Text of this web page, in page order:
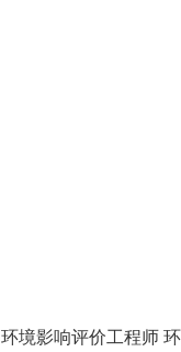
环境影响评价工程师 环